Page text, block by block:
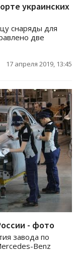
украинских
снаряды для
две
17 апреля 2019, 13:45
- фото
завода по
Benz